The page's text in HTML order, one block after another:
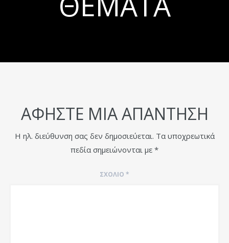
ΑΦΉΣΤΕ ΜΙΑ ΑΠΆΝΤΗΣΗ
Η ηλ. διεύθυνση σας δεν δημοσιεύεται. Τα υποχρεωτικά
πεδία σημειώνονται με *
ΣΧΌΛΙΟ *